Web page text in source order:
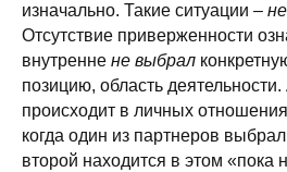
изначально. Такие ситуации –
Отсутствие приверженности
внутренне не выбрал
позицию, область
происходит в личных
когда один из партнеров
второй находится в этом «пока